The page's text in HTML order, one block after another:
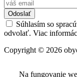
Odoslať
Súhlasím so
odvolať. Viac
Copyright © 2026
Na fungovanie